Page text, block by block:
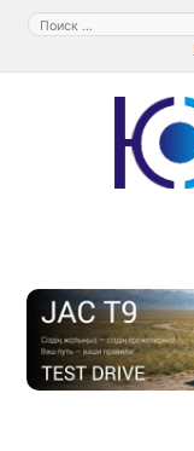
Перейти
содержимому
Поиск: